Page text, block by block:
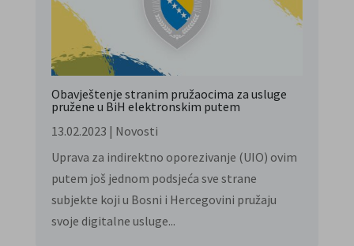
Obavještenje stranim pružaocima za usluge
pružene u BiH elektronskim putem
13.02.2023 | Novosti
Uprava za indirektno oporezivanje (UIO) ovim
putem još jednom podsjeća sve strane
subjekte koji u Bosni i Hercegovini pružaju
svoje digitalne usluge...